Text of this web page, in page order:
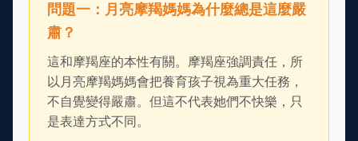
問題一：月亮摩羯媽媽為什麼總是這麼嚴
肅？
這和摩羯座的本性有關。摩羯座強調責任，所
以月亮摩羯媽媽會把養育孩子視為重大任務，
不自覺變得嚴肅。但這不代表她們不快樂，只
是表達方式不同。